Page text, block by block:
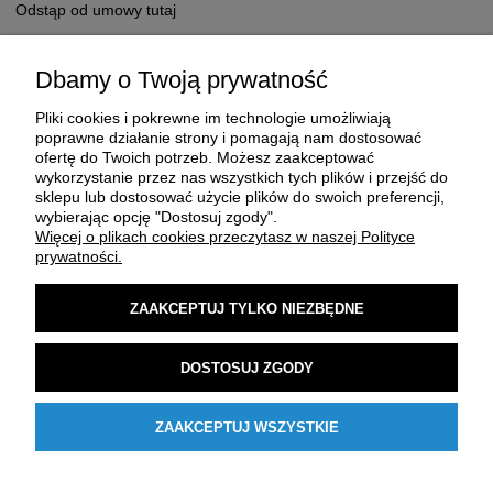
Odstąp od umowy tutaj
O FIRMIE
MOJE KONTO
POMOC
Dbamy o Twoją prywatność
Pliki cookies i pokrewne im technologie umożliwiają
poprawne działanie strony i pomagają nam dostosować
ofertę do Twoich potrzeb. Możesz zaakceptować
wykorzystanie przez nas wszystkich tych plików i przejść do
sklepu lub dostosować użycie plików do swoich preferencji,
wybierając opcję "Dostosuj zgody".
Więcej o plikach cookies przeczytasz w naszej Polityce
prywatności.
ZAAKCEPTUJ TYLKO NIEZBĘDNE
DOSTOSUJ ZGODY
ZAAKCEPTUJ WSZYSTKIE